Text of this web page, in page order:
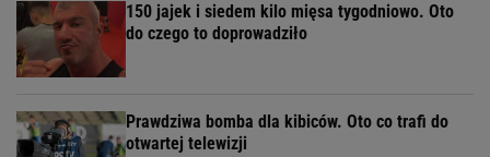
150 jajek i siedem kilo mięsa tygodniowo. Oto
do czego to doprowadziło
Prawdziwa bomba dla kibiców. Oto co trafi do
otwartej telewizji